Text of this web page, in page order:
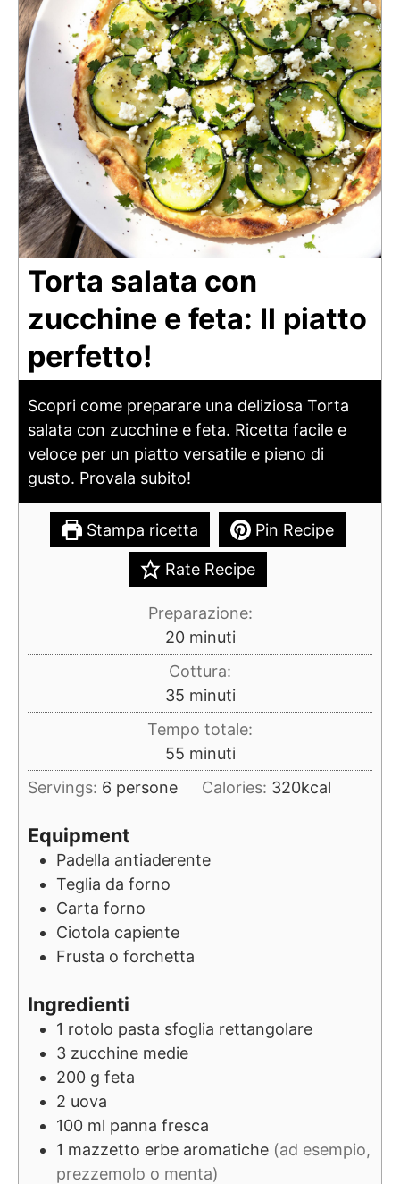
Torta salata con
zucchine e feta: Il piatto
perfetto!
Scopri come preparare una deliziosa Torta
salata con zucchine e feta. Ricetta facile e
veloce per un piatto versatile e pieno di
gusto. Provala subito!
Stampa ricetta Pin Recipe
Rate Recipe
Preparazione:
20minuti
minuti
Cottura:
35minuti
minuti
Tempo totale:
55minuti
minuti
Servings: 6 persone Calories: 320kcal
Equipment
Padella antiaderente
Teglia da forno
Carta forno
Ciotola capiente
Frusta o forchetta
Ingredienti
1 rotolo pasta sfoglia rettangolare
3 zucchine medie
200 g feta
2 uova
100 ml panna fresca
1 mazzetto erbe aromatiche (ad esempio,
prezzemolo o menta)